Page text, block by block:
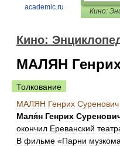
academic.ru
Кино:
МАЛЯН
Толкование
МАЛЯН Генрих Суренович
Маля́н Генрих
окончил Ереванский
В фильме «Парни